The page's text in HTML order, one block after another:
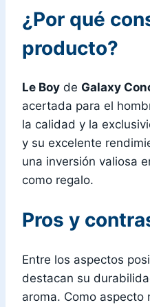
¿Por qué
producto?
Le Boy de Galaxy
acertada para el
la calidad y la
y su excelente
una inversión valiosa
como regalo.
Pros y
Entre los aspectos
destacan su
aroma. Como aspecto